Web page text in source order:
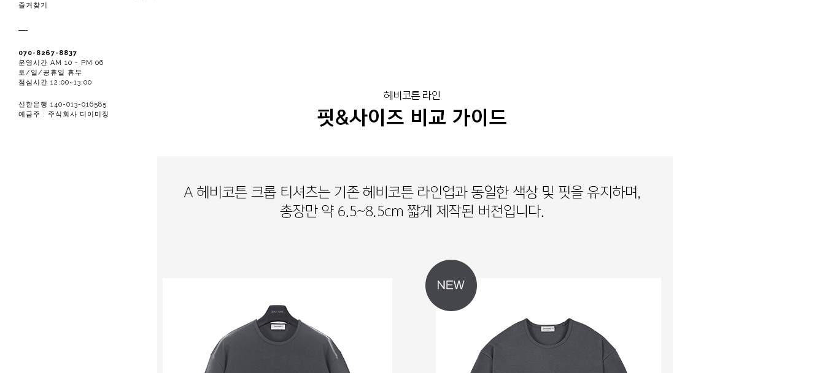
즐겨찾기
070-8267-8837
운영시간 AM 10 - PM 06
토/일/공휴일 휴무
점심시간 12:00~13:00
신한은행 140-013-016585
예금주 : 주식회사 디이미징